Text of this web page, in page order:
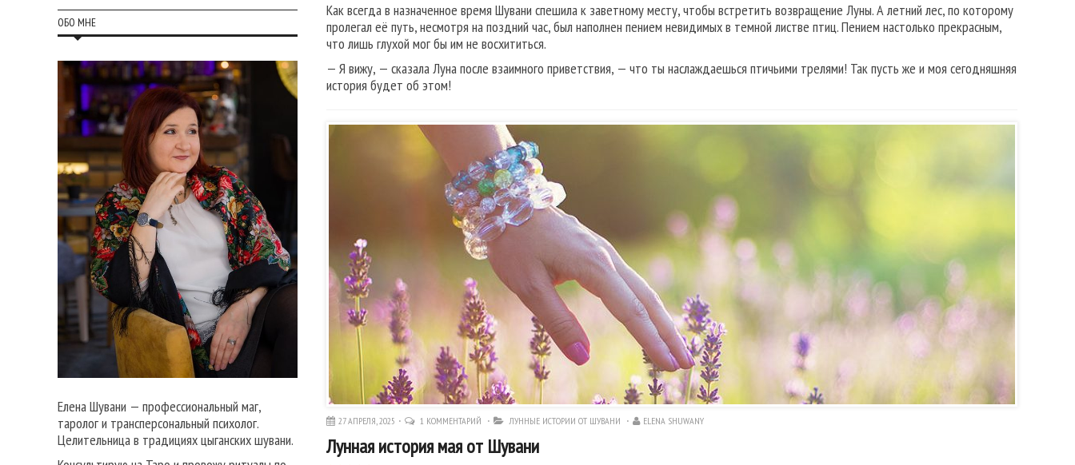
Как всегда в назначенное время Шувани спешила к заветному месту, чтобы встретить возвращение Луны. А летний лес, по которому
пролегал её путь, несмотря на поздний час, был наполнен пением невидимых в темной листве птиц. Пением настолько прекрасным,
что лишь глухой мог бы им не восхититься.
— Я вижу, — сказала Луна после взаимного приветствия, — что ты наслаждаешься птичьими трелями! Так пусть же и моя сегодняшняя
история будет об этом!
27 АПРЕЛЯ, 2025 1 КОММЕНТАРИЙ ЛУННЫЕ ИСТОРИИ ОТ ШУВАНИ ELENA SHUWANY
Лунная история мая от Шувани
ОБО МНЕ
Елена Шувани — профессиональный маг,
таролог и трансперсональный психолог.
Целительница в традициях цыганских шувани.